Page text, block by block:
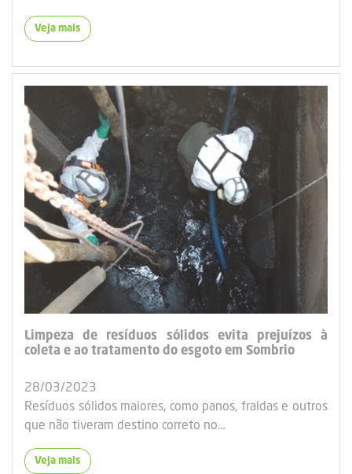
Veja mais
Limpeza de resíduos sólidos evita prejuízos à
coleta e ao tratamento do esgoto em Sombrio
28/03/2023
Resíduos sólidos maiores, como panos, fraldas e outros
que não tiveram destino correto no…
Veja mais